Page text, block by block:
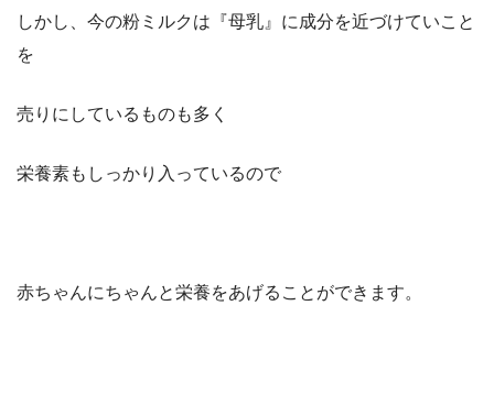
しかし、今の粉ミルクは『母乳』に成分を近づけていこと
を
売りにしているものも多く
栄養素もしっかり入っているので
赤ちゃんにちゃんと栄養をあげることができます。